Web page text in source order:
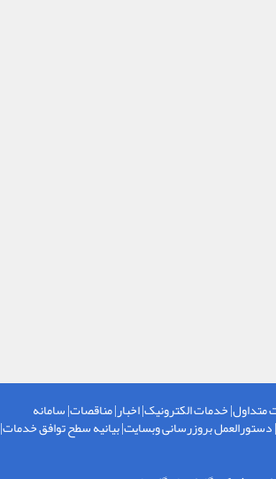
متداول|خدمات الکترونیک|اخبار|مناقصات|سامانه
|دستورالعمل بروزرسانی وبسایت|بیانیه سطح توافق خدمات|